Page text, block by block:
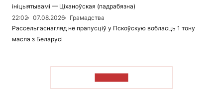
ініцыятывамі — Ціханоўская (падрабязна)
22:02
07.08.2026
Грамадства
Рассельгаснагляд не прапусціў у Пскоўскую вобласць 1 тону
масла з Беларусі